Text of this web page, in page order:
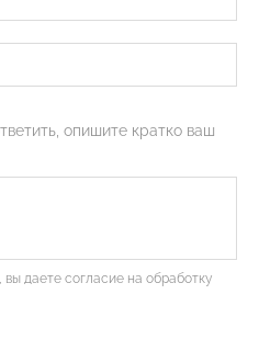
опишите кратко ваш
даете согласие на обработку